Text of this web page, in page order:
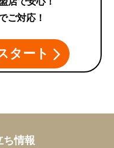
ご対応！
タート
ち情報